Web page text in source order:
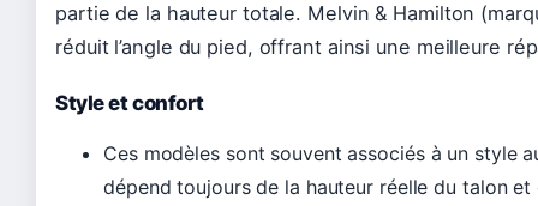
partie de la hauteur totale. Melvin & Hamilton
réduit l’angle du pied, offrant ainsi une meilleure
Style et confort
Ces modèles sont souvent associés à un style
dépend toujours de la hauteur réelle du talon